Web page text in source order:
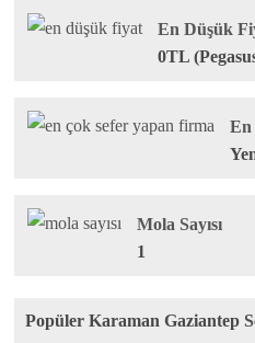
En Düşük
0TL
En
Mola Sayısı
1
Popüler Karaman Gaziantep